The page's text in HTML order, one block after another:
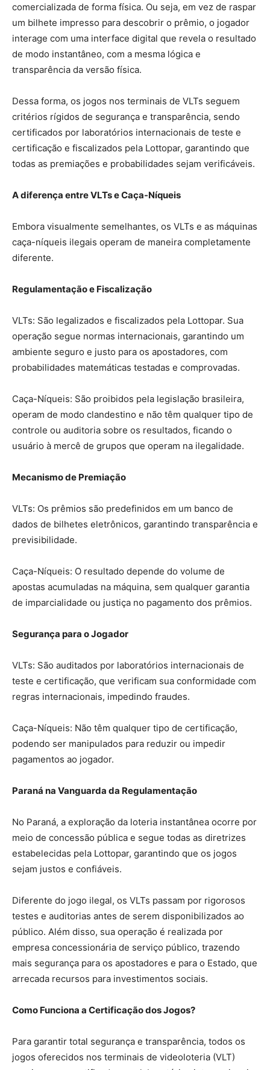
comercializada de forma física. Ou seja, em vez de raspar
um bilhete impresso para descobrir o prêmio, o jogador
interage com uma interface digital que revela o resultado
de modo instantâneo, com a mesma lógica e
transparência da versão física.
Dessa forma, os jogos nos terminais de VLTs seguem
critérios rígidos de segurança e transparência, sendo
certificados por laboratórios internacionais de teste e
certificação e fiscalizados pela Lottopar, garantindo que
todas as premiações e probabilidades sejam verificáveis.
A diferença entre VLTs e Caça-Níqueis
Embora visualmente semelhantes, os VLTs e as máquinas
caça-níqueis ilegais operam de maneira completamente
diferente.
Regulamentação e Fiscalização
VLTs: São legalizados e fiscalizados pela Lottopar. Sua
operação segue normas internacionais, garantindo um
ambiente seguro e justo para os apostadores, com
probabilidades matemáticas testadas e comprovadas.
Caça-Níqueis: São proibidos pela legislação brasileira,
operam de modo clandestino e não têm qualquer tipo de
controle ou auditoria sobre os resultados, ficando o
usuário à mercê de grupos que operam na ilegalidade.
Mecanismo de Premiação
VLTs: Os prêmios são predefinidos em um banco de
dados de bilhetes eletrônicos, garantindo transparência e
previsibilidade.
Caça-Níqueis: O resultado depende do volume de
apostas acumuladas na máquina, sem qualquer garantia
de imparcialidade ou justiça no pagamento dos prêmios.
Segurança para o Jogador
VLTs: São auditados por laboratórios internacionais de
teste e certificação, que verificam sua conformidade com
regras internacionais, impedindo fraudes.
Caça-Níqueis: Não têm qualquer tipo de certificação,
podendo ser manipulados para reduzir ou impedir
pagamentos ao jogador.
Paraná na Vanguarda da Regulamentação
No Paraná, a exploração da loteria instantânea ocorre por
meio de concessão pública e segue todas as diretrizes
estabelecidas pela Lottopar, garantindo que os jogos
sejam justos e confiáveis.
Diferente do jogo ilegal, os VLTs passam por rigorosos
testes e auditorias antes de serem disponibilizados ao
público. Além disso, sua operação é realizada por
empresa concessionária de serviço público, trazendo
mais segurança para os apostadores e para o Estado, que
arrecada recursos para investimentos sociais.
Como Funciona a Certificação dos Jogos?
Para garantir total segurança e transparência, todos os
jogos oferecidos nos terminais de videoloteria (VLT)